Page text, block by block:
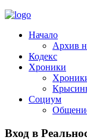
Начало
Архив
Кодекс
Хроники
Социум
Вход в